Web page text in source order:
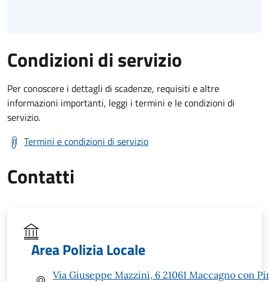
Condizioni di servizio
Per conoscere i dettagli di scadenze, requisiti e altre
informazioni importanti, leggi i termini e le condizioni di
servizio.
Termini e condizioni di servizio
Contatti
Area Polizia Locale
Via Giuseppe Mazzini, 6 21061 Maccagno con